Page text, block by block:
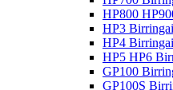
HP800
HP3
HP4
HP5 HP6
GP100
GP100S